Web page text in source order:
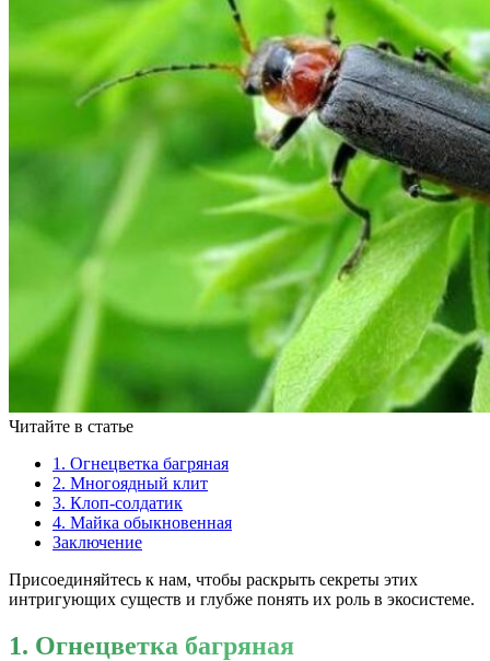
Читайте в статье
1. Огнецветка багряная
2. Многоядный клит
3. Клоп-солдатик
4. Майка обыкновенная
Заключение
Присоединяйтесь к нам, чтобы раскрыть секреты этих
интригующих существ и глубже понять их роль в экосистеме.
1. Огнецветка багряная